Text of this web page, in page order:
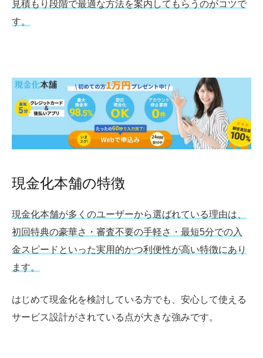
見積もり段階で最適な方法を案内してもらうのがコツで
す。
現金化本舗の特徴
現金化本舗が多くのユーザーから選ばれている理由は、
初回特典の豪華さ・審査不要の手軽さ・最短5分での入
金スピードといった実用的かつ利便性が高い特徴にあり
ます。
はじめて現金化を検討している方でも、安心して使える
サービス設計がされている点が大きな強みです。